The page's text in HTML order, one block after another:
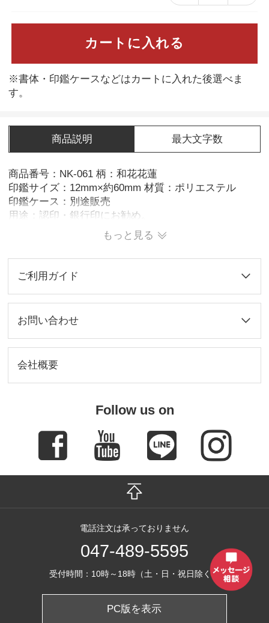
カートに入れる
※書体・印鑑ケースなどはカートに入れた後選べま
す。
商品説明 最大文字数
商品番号：NK-061 柄：和花花蓮
印鑑サイズ：12mm×約60mm 材質：ポリエステル
印鑑ケース：別途販売
用途：認印・銀行印にお勧め。
もっと見る
ご利用ガイド
お問い合わせ
会社概要
Follow us on
電話注文は承っておりません
047-489-5595
受付時間：10時～18時（土・日・祝日除く）
PC版を表示